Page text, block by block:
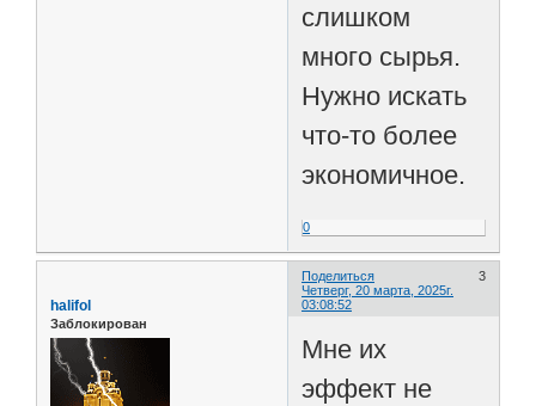
слишком
много сырья.
Нужно искать
что-то более
экономичное.
0
Поделиться
3
Четверг, 20 марта, 2025г.
03:08:52
halifol
Заблокирован
Мне их
эффект не